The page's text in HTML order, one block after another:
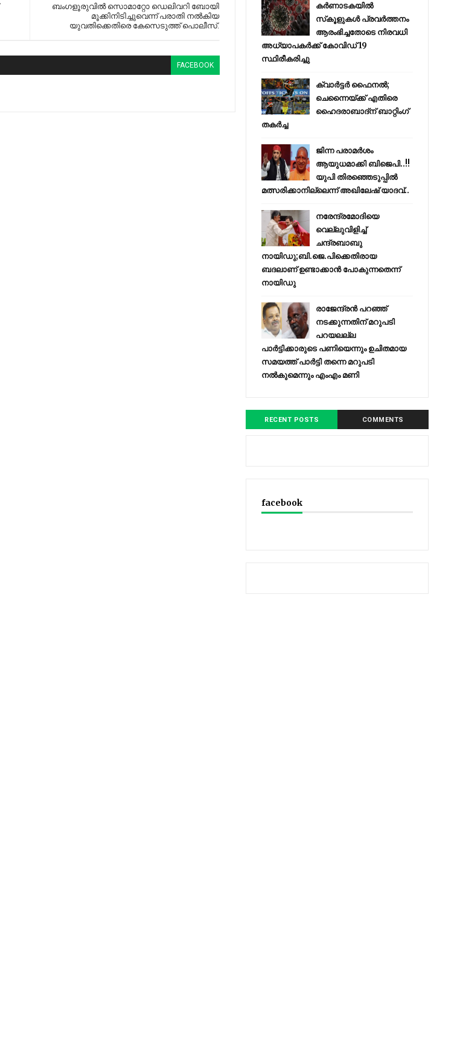
ബംഗളൂരുവില്‍ സൊ​മാറ്റോ ഡെലിവറി ബോയി
മൂക്കിനിടിച്ചുവെന്ന്​ പരാതി നല്‍കിയ
യുവതിക്കെതിരെ കേസെടുത്ത്​ പൊലീസ്​.
FACEBOOK
കര്‍ണാടകയില്‍
സ്‌കൂളുകള്‍ പ്രവര്‍ത്തനം
ആരംഭിച്ചതോടെ നിരവധി
അധ്യാപകര്‍ക്ക് കോവിഡ് 19
സ്ഥിരീകരിച്ചു
ക്വാർട്ടർ ഫൈനൽ;
ചെന്നൈയ്ക്ക് എതിരെ
ഹൈദരാബാദ്ന് ബാറ്റിംഗ്
തകർച്ച
ജിന്ന പരാമര്‍ശം
ആയുധമാക്കി ബിജെപി..!!
യുപി തിരഞ്ഞെടുപ്പില്‍
മത്സരിക്കാനില്ലെന്ന് അഖിലേഷ് യാദവ്..
നരേന്ദ്രമോദിയെ
വെല്ലുവിളിച്ച്
ചന്ദ്രബാബു
നായിഡു;ബി.ജെ.പിക്കെതിരായ
ബദലാണ് ഉണ്ടാക്കാന്‍ പോകുന്നതെന്ന്
നായിഡു
രാജേന്ദ്രന്‍ പറഞ്ഞ്
നടക്കുന്നതിന് മറുപടി
പറയലല്ല
പാര്‍ട്ടിക്കാരുടെ പണിയെന്നും ഉചിതമായ
സമയത്ത് പാര്‍ട്ടി തന്നെ മറുപടി
നല്‍കുമെന്നും എംഎം മണി
RECENT POSTS COMMENTS
facebook